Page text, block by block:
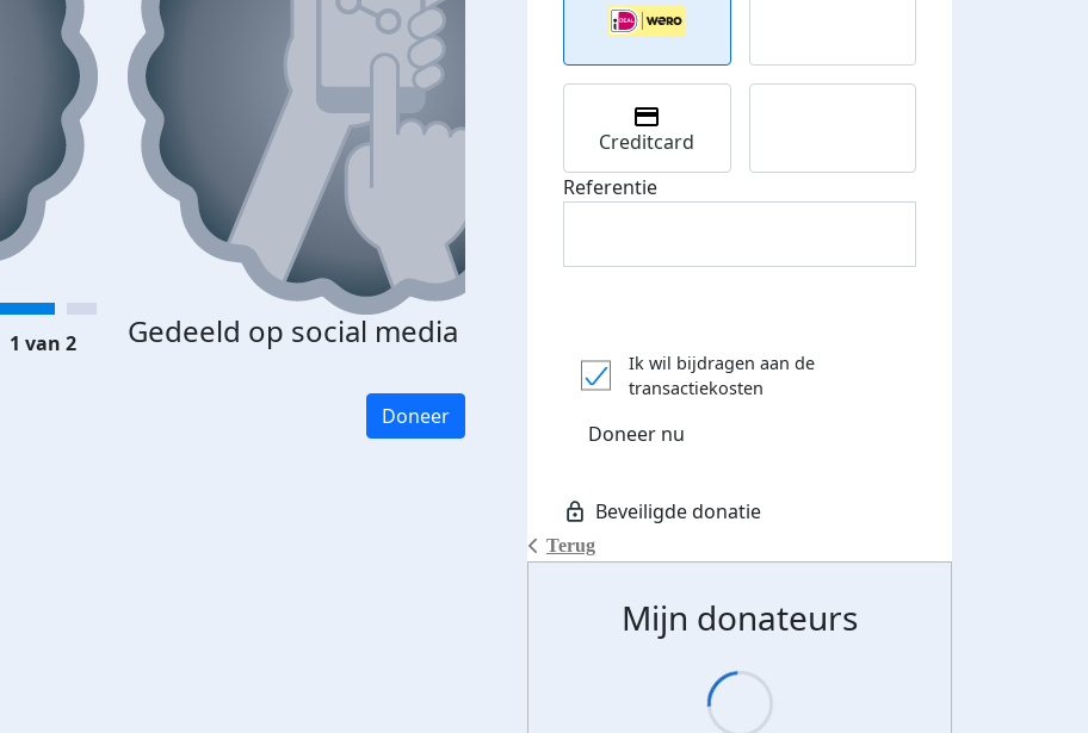
Gedeeld op social media
1 van 2
Doneer
Terug
Creditcard
Referentie
Ik wil bijdragen aan de
transactiekosten
Doneer nu
Mijn donateurs